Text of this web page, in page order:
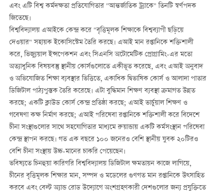
এবং এটি বিশ্ব কর্মদক্ষতা প্রতিযোগিতার "আন্তর্জাতিক ট্র্যাকে" তিনটি স্বর্ণপদক
জিতেছে।
বিশ্ববিদ্যালয় এআইকে কেন্দ্র করে "বৃত্তিমূলক শিক্ষাকে বিশ্বব্যাপী ছড়িয়ে
দেওয়ার" সহায়ক ইকোসিস্টেম তৈরি করছে। এআই মান রপ্তানিকে শক্তিশালী
করে, ভিজ্যুয়াল ইন্সপেকশন এবং সিএনসি অটোমেটিক প্রোগ্রামিং-এর মতো
অত্যাধুনিক বিষয়বস্তু স্থানীয় কোর্সগুলোতে একীভূত করেছে, এবং এআই অনুবাদ
ও অভিযোজিত শিক্ষা ব্যবস্থার ভিত্তিতে, একাধিক দ্বিভাষিক কোর্স ও আলাদা পাতার
ডিজিটাল পাঠ্যপুস্তক তৈরি করেছে। এটা বুদ্ধিমান শিক্ষণ ব্যবস্থা ক্রমাগত উন্নত
করছে; একটি ক্লাউড কোর্স কেন্দ্র প্রতিষ্ঠা করছে; এআই ভার্চুয়াল শিক্ষণ ও
গবেষণা কক্ষ নির্মাণ করছে; এআই পরিষেবা রপ্তানিকে শক্তিশালী করে বিদেশে
চীনা সংস্থাগুলোর সাথে সহযোগিতার মাধ্যমে রুয়ান্ডায় একটি কর্মসংস্থান পরিষেবা
কেন্দ্র স্থাপন করছে। গত এক বছরে ১০০ জনেরও বেশি স্থানীয় যুবক ২০টিরও
বেশি চীনা সংস্থায় উচ্চ-মানের চাকরি পেয়েছেন।
ভবিষ্যতে চিনহুয়া কারিগরি বিশ্ববিদ্যালয় ডিজিটাল ক্ষমতায়ন কাজে লাগিয়ে,
চীনের বৃত্তিমূলক শিক্ষার মান, সম্পদ ও মডেলের গুণগত মান রপ্তানিকে উত্সাহিত
করবে এবং বেল্ট অ্যান্ড রোড উদ্যোগে অংশগ্রহণকারী দেশগুলোর জন্য প্রযুক্তিতে